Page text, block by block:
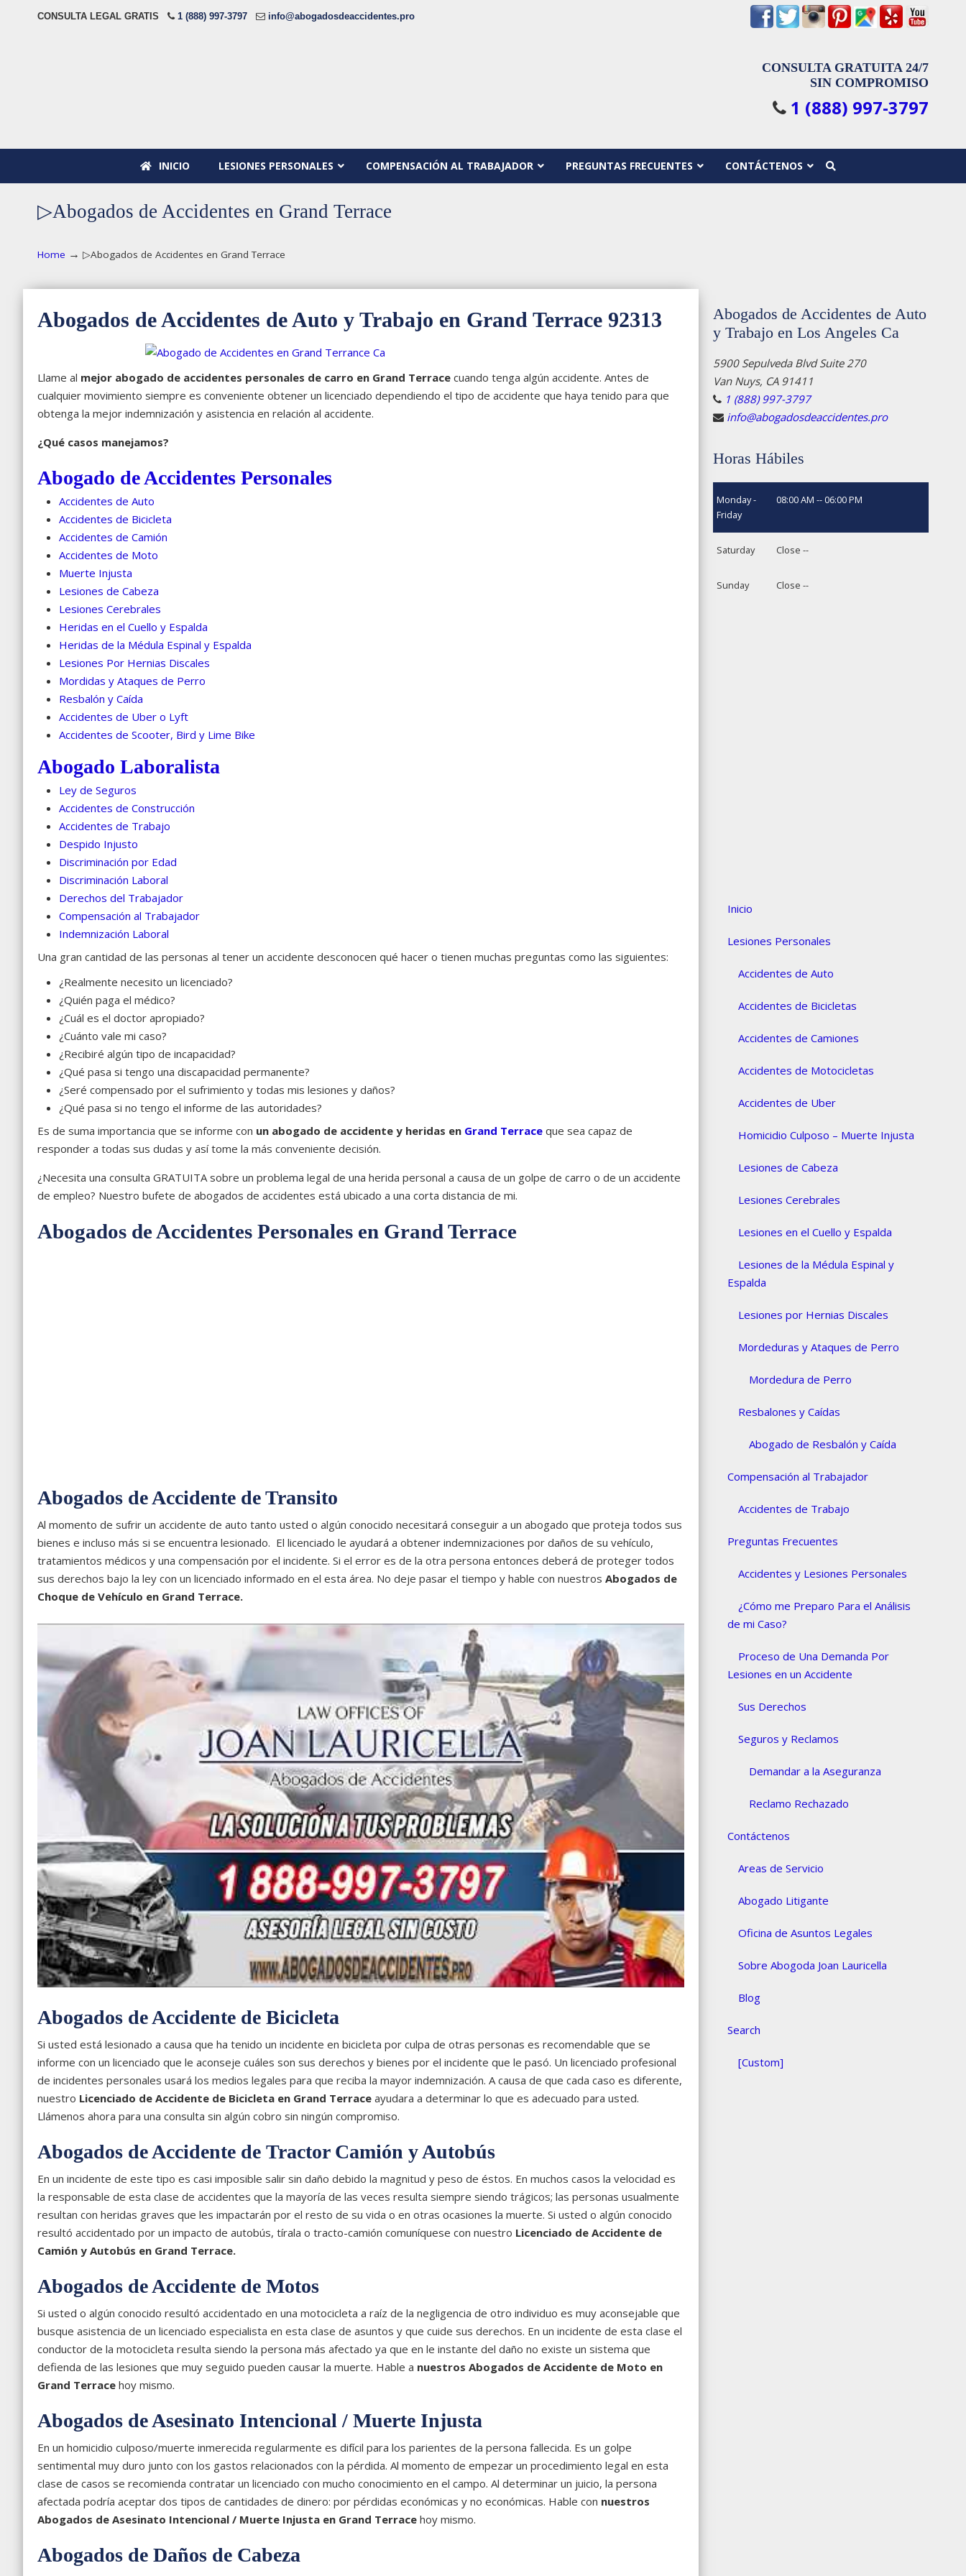
CONSULTA LEGAL GRATIS 1 (888) 997-3797 info@abogadosdeaccidentes.pro
CONSULTA GRATUITA 24/7
SIN COMPROMISO
1 (888) 997-3797
INICIO LESIONES PERSONALES COMPENSACIÓN AL TRABAJADOR PREGUNTAS FRECUENTES CONTÁCTENOS
▷Abogados de Accidentes en Grand Terrace
Home → ▷Abogados de Accidentes en Grand Terrace
Abogados de Accidentes de Auto y Trabajo en Grand Terrace 92313
Llame al mejor abogado de accidentes personales de carro en Grand Terrace cuando tenga algún accidente. Antes de
cualquier movimiento siempre es conveniente obtener un licenciado dependiendo el tipo de accidente que haya tenido para que
obtenga la mejor indemnización y asistencia en relación al accidente.
¿Qué casos manejamos?
Abogado de Accidentes Personales
Accidentes de Auto
Accidentes de Bicicleta
Accidentes de Camión
Accidentes de Moto
Muerte Injusta
Lesiones de Cabeza
Lesiones Cerebrales
Heridas en el Cuello y Espalda
Heridas de la Médula Espinal y Espalda
Lesiones Por Hernias Discales
Mordidas y Ataques de Perro
Resbalón y Caída
Accidentes de Uber o Lyft
Accidentes de Scooter, Bird y Lime Bike
Abogado Laboralista
Ley de Seguros
Accidentes de Construcción
Accidentes de Trabajo
Despido Injusto
Discriminación por Edad
Discriminación Laboral
Derechos del Trabajador
Compensación al Trabajador
Indemnización Laboral
Una gran cantidad de las personas al tener un accidente desconocen qué hacer o tienen muchas preguntas como las siguientes:
¿Realmente necesito un licenciado?
¿Quién paga el médico?
¿Cuál es el doctor apropiado?
¿Cuánto vale mi caso?
¿Recibiré algún tipo de incapacidad?
¿Qué pasa si tengo una discapacidad permanente?
¿Seré compensado por el sufrimiento y todas mis lesiones y daños?
¿Qué pasa si no tengo el informe de las autoridades?
Es de suma importancia que se informe con un abogado de accidente y heridas en Grand Terrace que sea capaz de
responder a todas sus dudas y así tome la más conveniente decisión.
¿Necesita una consulta GRATUITA sobre un problema legal de una herida personal a causa de un golpe de carro o de un accidente
de empleo? Nuestro bufete de abogados de accidentes está ubicado a una corta distancia de mi.
Abogados de Accidentes Personales en Grand Terrace
Abogados de Accidente de Transito
Al momento de sufrir un accidente de auto tanto usted o algún conocido necesitará conseguir a un abogado que proteja todos sus
bienes e incluso más si se encuentra lesionado. El licenciado le ayudará a obtener indemnizaciones por daños de su vehículo,
tratamientos médicos y una compensación por el incidente. Si el error es de la otra persona entonces deberá de proteger todos
sus derechos bajo la ley con un licenciado informado en el esta área. No deje pasar el tiempo y hable con nuestros Abogados de
Choque de Vehículo en Grand Terrace.
Abogados de Accidente de Bicicleta
Si usted está lesionado a causa que ha tenido un incidente en bicicleta por culpa de otras personas es recomendable que se
informe con un licenciado que le aconseje cuáles son sus derechos y bienes por el incidente que le pasó. Un licenciado profesional
de incidentes personales usará los medios legales para que reciba la mayor indemnización. A causa de que cada caso es diferente,
nuestro Licenciado de Accidente de Bicicleta en Grand Terrace ayudara a determinar lo que es adecuado para usted.
Llámenos ahora para una consulta sin algún cobro sin ningún compromiso.
Abogados de Accidente de Tractor Camión y Autobús
En un incidente de este tipo es casi imposible salir sin daño debido la magnitud y peso de éstos. En muchos casos la velocidad es
la responsable de esta clase de accidentes que la mayoría de las veces resulta siempre siendo trágicos; las personas usualmente
resultan con heridas graves que les impactarán por el resto de su vida o en otras ocasiones la muerte. Si usted o algún conocido
resultó accidentado por un impacto de autobús, tírala o tracto-camión comuníquese con nuestro Licenciado de Accidente de
Camión y Autobús en Grand Terrace.
Abogados de Accidente de Motos
Si usted o algún conocido resultó accidentado en una motocicleta a raíz de la negligencia de otro individuo es muy aconsejable que
busque asistencia de un licenciado especialista en esta clase de asuntos y que cuide sus derechos. En un incidente de esta clase el
conductor de la motocicleta resulta siendo la persona más afectado ya que en le instante del daño no existe un sistema que
defienda de las lesiones que muy seguido pueden causar la muerte. Hable a nuestros Abogados de Accidente de Moto en
Grand Terrace hoy mismo.
Abogados de Asesinato Intencional / Muerte Injusta
En un homicidio culposo/muerte inmerecida regularmente es difícil para los parientes de la persona fallecida. Es un golpe
sentimental muy duro junto con los gastos relacionados con la pérdida. Al momento de empezar un procedimiento legal en esta
clase de casos se recomienda contratar un licenciado con mucho conocimiento en el campo. Al determinar un juicio, la persona
afectada podría aceptar dos tipos de cantidades de dinero: por pérdidas económicas y no económicas. Hable con nuestros
Abogados de Asesinato Intencional / Muerte Injusta en Grand Terrace hoy mismo.
Abogados de Daños de Cabeza
Abogados de Accidentes de Auto
y Trabajo en Los Angeles Ca
5900 Sepulveda Blvd Suite 270
Van Nuys, CA 91411
1 (888) 997-3797
info@abogadosdeaccidentes.pro
Horas Hábiles
Monday -
Friday
08:00 AM -- 06:00 PM
Saturday Close --
Sunday Close --
Inicio
Lesiones Personales
Accidentes de Auto
Accidentes de Bicicletas
Accidentes de Camiones
Accidentes de Motocicletas
Accidentes de Uber
Homicidio Culposo – Muerte Injusta
Lesiones de Cabeza
Lesiones Cerebrales
Lesiones en el Cuello y Espalda
Lesiones de la Médula Espinal y
Espalda
Lesiones por Hernias Discales
Mordeduras y Ataques de Perro
Mordedura de Perro
Resbalones y Caídas
Abogado de Resbalón y Caída
Compensación al Trabajador
Accidentes de Trabajo
Preguntas Frecuentes
Accidentes y Lesiones Personales
¿Cómo me Preparo Para el Análisis
de mi Caso?
Proceso de Una Demanda Por
Lesiones en un Accidente
Sus Derechos
Seguros y Reclamos
Demandar a la Aseguranza
Reclamo Rechazado
Contáctenos
Areas de Servicio
Abogado Litigante
Oficina de Asuntos Legales
Sobre Abogoda Joan Lauricella
Blog
Search
[Custom]